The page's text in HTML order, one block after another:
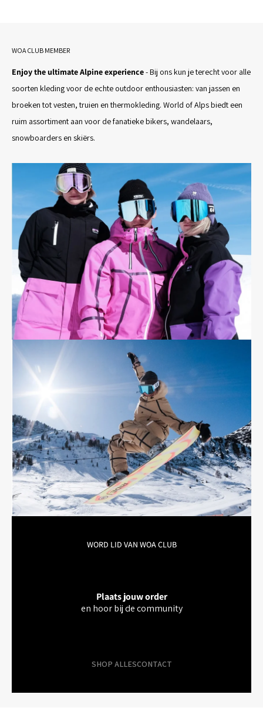
WOA CLUB MEMBER
Enjoy the ultimate Alpine experience- Bij ons kun je terecht voor alle
soorten kleding voor de echte outdoor enthousiasten: van jassen en
broeken tot vesten, truien en thermokleding. World of Alps biedt een
ruim assortiment aan voor de fanatieke bikers, wandelaars,
snowboarders en skiërs.
WORD LID VAN WOA CLUB
Plaats jouw order
en hoor bij de community
SHOP ALLESCONTACT